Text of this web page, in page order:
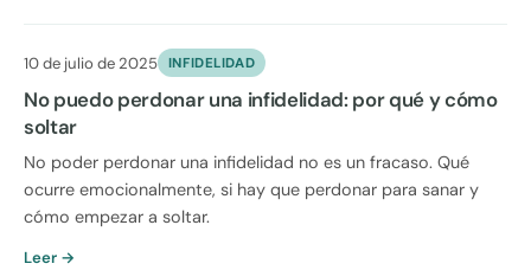
10 de julio de 2025 INFIDELIDAD
No puedo perdonar una infidelidad: por qué y cómo
soltar
No poder perdonar una infidelidad no es un fracaso. Qué
ocurre emocionalmente, si hay que perdonar para sanar y
cómo empezar a soltar.
Leer →